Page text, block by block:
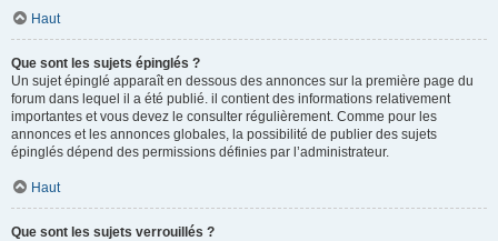
Haut
Que sont les sujets épinglés ?
Un sujet épinglé apparaît en dessous des annonces sur la première page du
forum dans lequel il a été publié. il contient des informations relativement
importantes et vous devez le consulter régulièrement. Comme pour les
annonces et les annonces globales, la possibilité de publier des sujets
épinglés dépend des permissions définies par l’administrateur.
Haut
Que sont les sujets verrouillés ?